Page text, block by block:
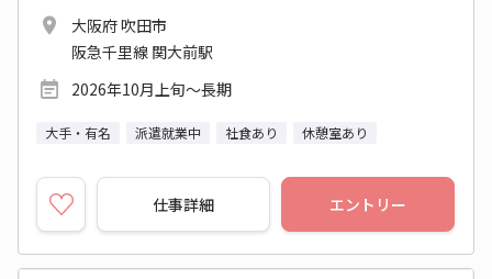
大阪府 吹田市
阪急千里線 関大前駅
2026年10月上旬～長期
大手・有名 派遣就業中 社食あり 休憩室あり
仕事詳細 エントリー